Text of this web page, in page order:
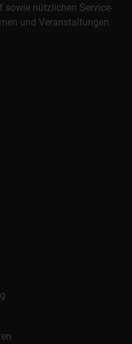
sowie nützlichen Service-
und Veranstaltungen.